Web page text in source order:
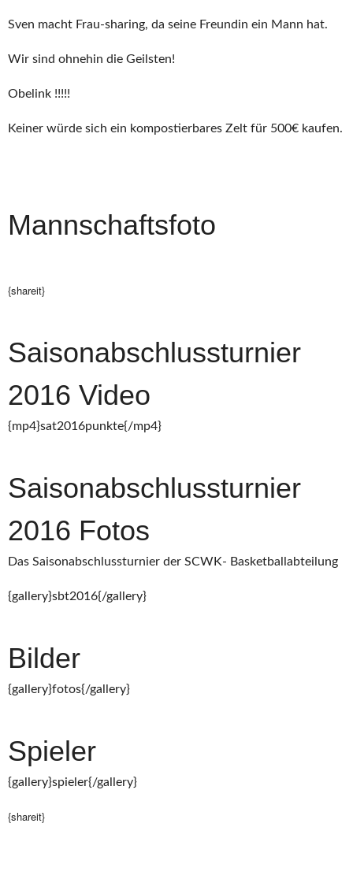
Sven macht Frau-sharing, da seine Freundin ein Mann hat.
Wir sind ohnehin die Geilsten!
Obelink !!!!!
Keiner würde sich ein kompostierbares Zelt für 500€ kaufen.
Mannschaftsfoto
{shareit}
Saisonabschlussturnier
2016 Video
{mp4}sat2016punkte{/mp4}
Saisonabschlussturnier
2016 Fotos
Das Saisonabschlussturnier der SCWK- Basketballabteilung
{gallery}sbt2016{/gallery}
Bilder
{gallery}fotos{/gallery}
Spieler
{gallery}spieler{/gallery}
{shareit}